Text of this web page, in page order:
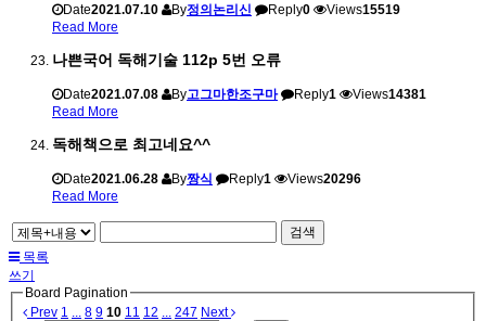
Date2021.07.10 By정의논리신 Reply0 Views15519
Read More
나쁜국어 독해기술 112p 5번 오류
Date2021.07.08 By고그마한조구마 Reply1 Views14381
Read More
독해책으로 최고네요^^
Date2021.06.28 By짱식 Reply1 Views20296
Read More
검색
목록
쓰기
Board Pagination
Prev 1 ... 8 9 10 11 12 ... 247 Next